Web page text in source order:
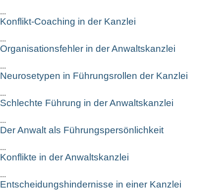
...
Konflikt-Coaching in der Kanzlei
...
Organisationsfehler in der Anwaltskanzlei
...
Neurosetypen in Führungsrollen der Kanzlei
...
Schlechte Führung in der Anwaltskanzlei
...
Der Anwalt als Führungspersönlichkeit
...
Konflikte in der Anwaltskanzlei
...
Entscheidungshindernisse in einer Kanzlei